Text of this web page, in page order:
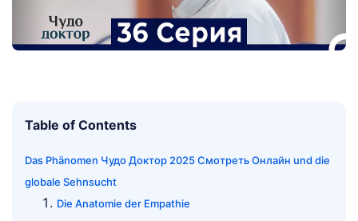
Table of Contents
Das Phänomen Чудо Доктор 2025 Смотреть Онлайн und die
globale Sehnsucht
Die Anatomie der Empathie